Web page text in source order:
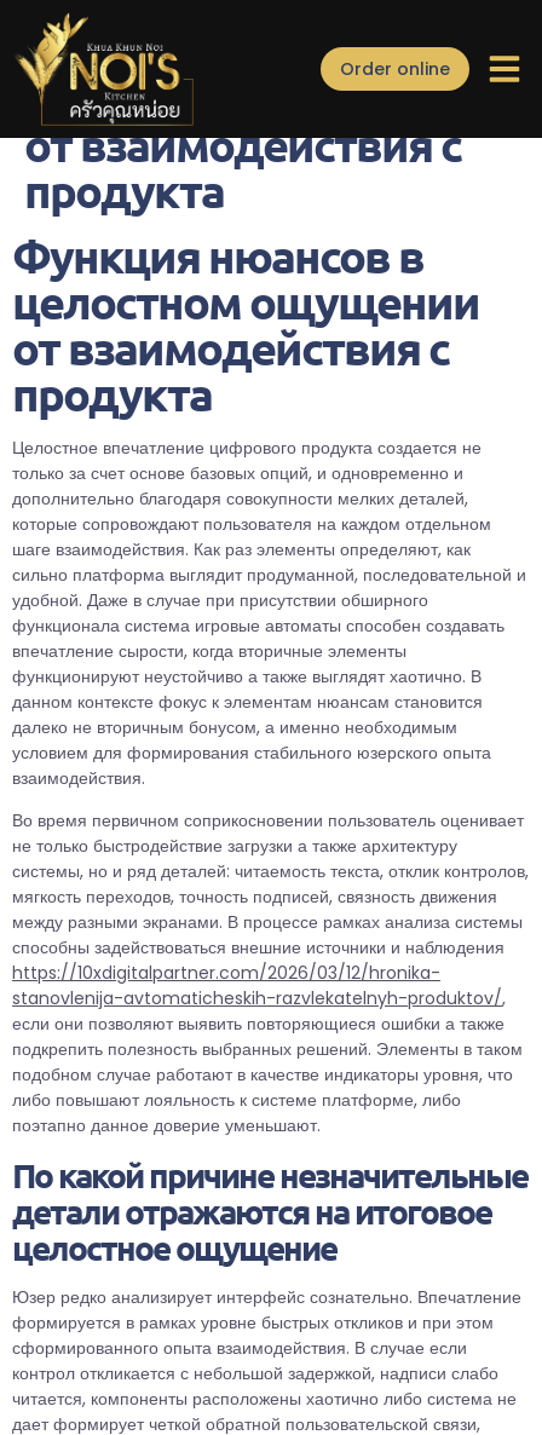
Order online
Функция нюансов в
целостном ощущении
от взаимодействия с
продукта
Функция нюансов в
целостном ощущении
от взаимодействия с
продукта
Целостное впечатление цифрового продукта создается не
только за счет основе базовых опций, и одновременно и
дополнительно благодаря совокупности мелких деталей,
которые сопровождают пользователя на каждом отдельном
шаге взаимодействия. Как раз элементы определяют, как
сильно платформа выглядит продуманной, последовательной и
удобной. Даже в случае при присутствии обширного
функционала система игровые автоматы способен создавать
впечатление сырости, когда вторичные элементы
функционируют неустойчиво а также выглядят хаотично. В
данном контексте фокус к элементам нюансам становится
далеко не вторичным бонусом, а именно необходимым
условием для формирования стабильного юзерского опыта
взаимодействия.
Во время первичном соприкосновении пользователь оценивает
не только быстродействие загрузки а также архитектуру
системы, но и ряд деталей: читаемость текста, отклик контролов,
мягкость переходов, точность подписей, связность движения
между разными экранами. В процессе рамках анализа системы
способны задействоваться внешние источники и наблюдения
https://10xdigitalpartner.com/2026/03/12/hronika-
stanovlenija-avtomaticheskih-razvlekatelnyh-produktov/,
если они позволяют выявить повторяющиеся ошибки а также
подкрепить полезность выбранных решений. Элементы в таком
подобном случае работают в качестве индикаторы уровня, что
либо повышают лояльность к системе платформе, либо
поэтапно данное доверие уменьшают.
По какой причине незначительные
детали отражаются на итоговое
целостное ощущение
Юзер редко анализирует интерфейс сознательно. Впечатление
формируется в рамках уровне быстрых откликов и при этом
сформированного опыта взаимодействия. В случае если
контрол откликается с небольшой задержкой, надписи слабо
читается, компоненты расположены хаотично либо система не
дает формирует четкой обратной пользовательской связи,